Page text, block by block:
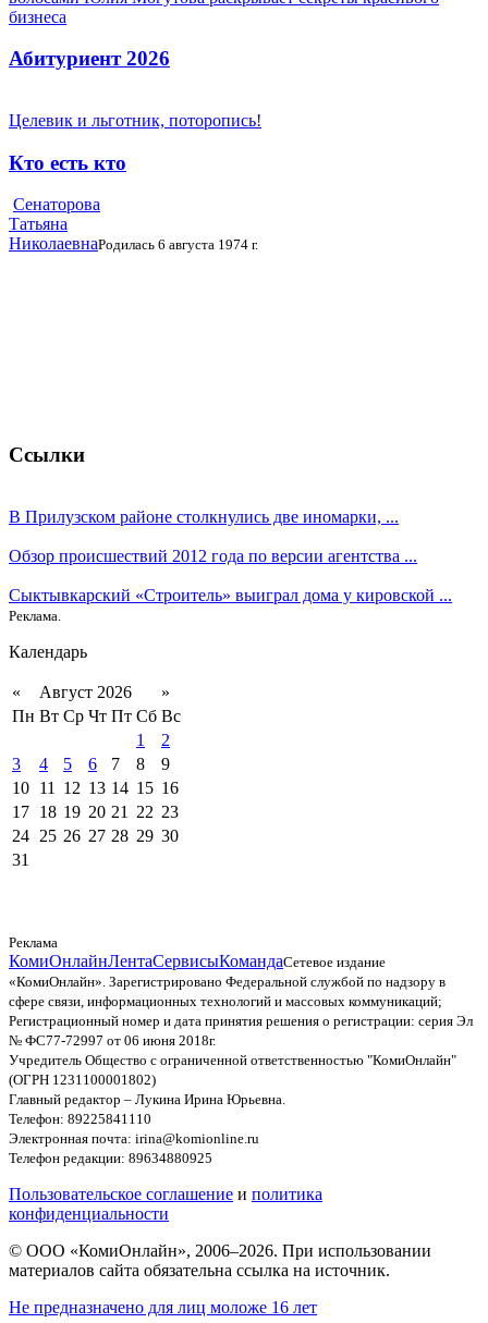
бизнеса
Абитуриент 2026
Целевик и льготник, поторопись!
Кто есть кто
Сенаторова
Татьяна
НиколаевнаРодилась 6 августа 1974 г.
Ссылки
В Прилузском районе столкнулись две иномарки, ...
Обзор происшествий 2012 года по версии агентства ...
Сыктывкарский «Строитель» выиграл дома у кировской ...
Реклама.
Календарь
« Август 2026
»
Пн Вт Ср Чт Пт Сб Вс
1
2
3
4 5 6 7 8
9
10 11 12 13 14 15 16
17 18 19 20 21 22 23
24 25 26 27 28 29 30
31
Реклама
КомиОнлайнЛентаСервисыКомандаСетевое издание
«КомиОнлайн». Зарегистрировано Федеральной службой по надзору в
сфере связи, информационных технологий и массовых коммуникаций;
Регистрационный номер и дата принятия решения о регистрации: серия Эл
№ ФС77-72997 от 06 июня 2018г.
Учредитель Общество с ограниченной ответственностью "КомиОнлайн"
(ОГРН 1231100001802)
Главный редактор – Лукина Ирина Юрьевна.
Телефон: 89225841110
Электронная почта: irina@komionline.ru
Телефон редакции: 89634880925
Пользовательское соглашение и политика
конфиденциальности
© ООО «КомиОнлайн», 2006–2026. При использовании
материалов сайта обязательна ссылка на источник.
Не предназначено для лиц моложе 16 лет